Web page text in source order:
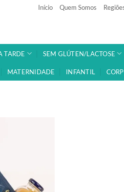
Início Quem Somos
TARDE SEM GLÚTEN/LACTOSE
MATERNIDADE INFANTIL